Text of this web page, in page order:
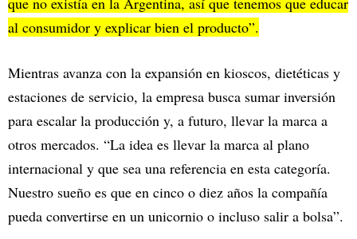
al consumidor y explicar bien el producto”.
Mientras avanza con la expansión en kioscos, dietéticas y
estaciones de servicio, la empresa busca sumar inversión
para escalar la producción y, a futuro, llevar la marca a
otros mercados. “La idea es llevar la marca al plano
internacional y que sea una referencia en esta categoría.
Nuestro sueño es que en cinco o diez años la compañía
pueda convertirse en un unicornio o incluso salir a bolsa”.